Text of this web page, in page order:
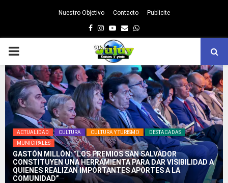
Nuestro Objetivo Contacto Publicite
Facebook
Instagram
Youtube
EmailWhatsapp
PRIMARY
MENU
ACTUALIDAD CULTURA CULTURA Y TURISMO
DESTACADAS
MUNICIPALES
GASTÓN MILLÓN: “LOS PREMIOS SAN SALVADOR
CONSTITUYEN UNA HERRAMIENTA PARA DAR VISIBILIDAD A
QUIENES REALIZAN IMPORTANTES APORTES A LA
COMUNIDAD”